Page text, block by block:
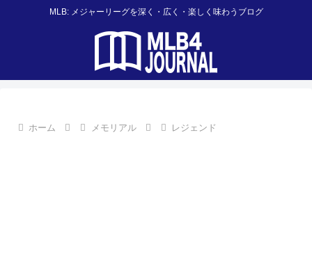
MLB: メジャーリーグを深く・広く・楽しく味わうブログ
ホーム メモリアル レジェンド